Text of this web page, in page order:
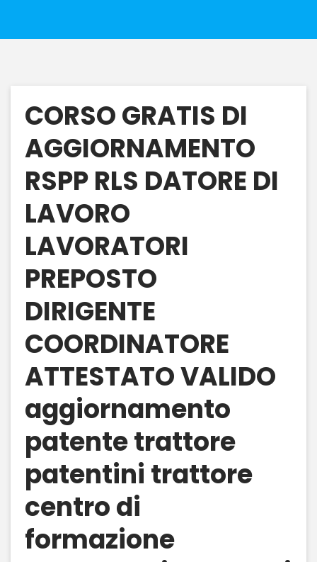
CORSO GRATIS DI
AGGIORNAMENTO
RSPP RLS DATORE DI
LAVORO
LAVORATORI
PREPOSTO
DIRIGENTE
COORDINATORE
ATTESTATO VALIDO
aggiornamento
patente trattore
patentini trattore
centro di
formazione